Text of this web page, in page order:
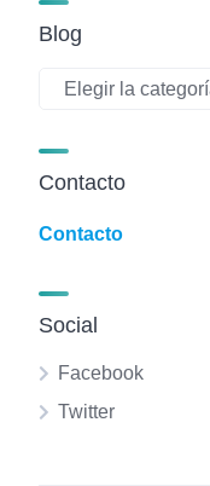
Blog
Blog
Contacto
Contacto
Social
Facebook
Twitter